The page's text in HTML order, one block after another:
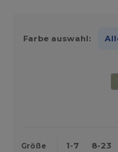
Farbe auswahl:
Größe 1-7 8-23